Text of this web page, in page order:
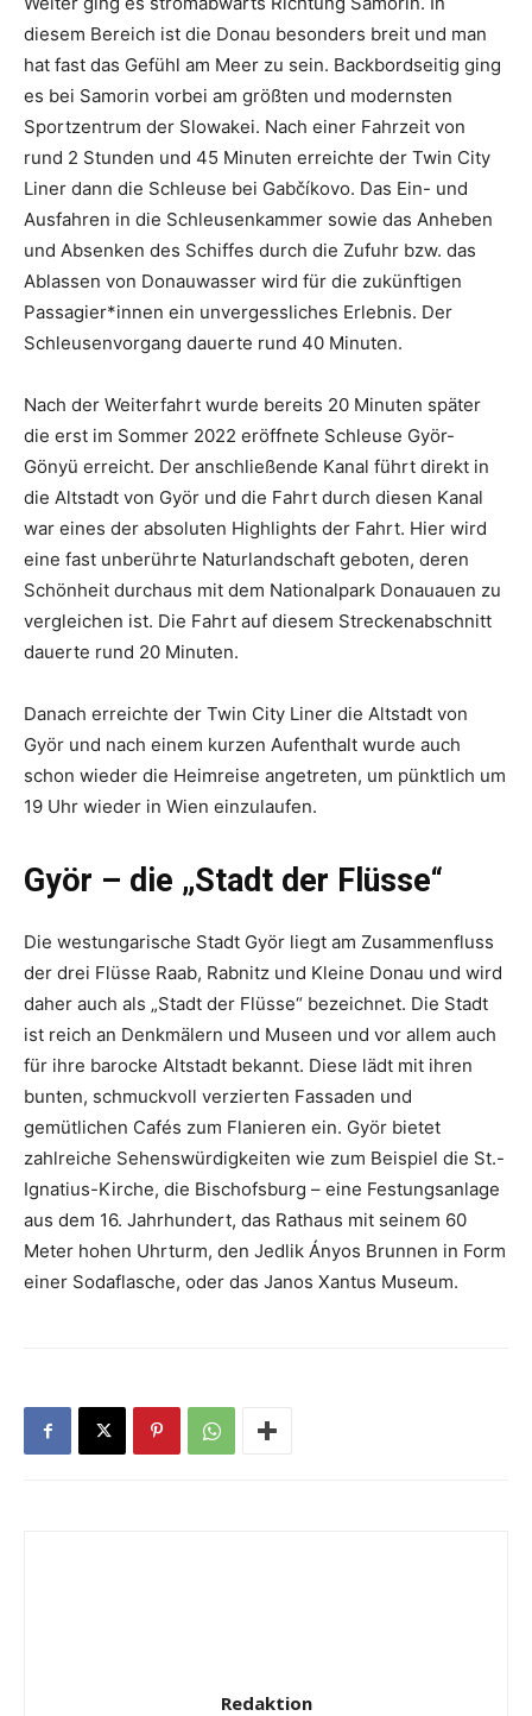
diesem Bereich ist die Donau besonders breit und man
hat fast das Gefühl am Meer zu sein. Backbordseitig ging
es bei Samorin vorbei am größten und modernsten
Sportzentrum der Slowakei. Nach einer Fahrzeit von
rund 2 Stunden und 45 Minuten erreichte der Twin City
Liner dann die Schleuse bei Gabčíkovo. Das Ein- und
Ausfahren in die Schleusenkammer sowie das Anheben
und Absenken des Schiffes durch die Zufuhr bzw. das
Ablassen von Donauwasser wird für die zukünftigen
Passagier*innen ein unvergessliches Erlebnis. Der
Schleusenvorgang dauerte rund 40 Minuten.
Nach der Weiterfahrt wurde bereits 20 Minuten später
die erst im Sommer 2022 eröffnete Schleuse Györ-
Gönyü erreicht. Der anschließende Kanal führt direkt in
die Altstadt von Györ und die Fahrt durch diesen Kanal
war eines der absoluten Highlights der Fahrt. Hier wird
eine fast unberührte Naturlandschaft geboten, deren
Schönheit durchaus mit dem Nationalpark Donauauen zu
vergleichen ist. Die Fahrt auf diesem Streckenabschnitt
dauerte rund 20 Minuten.
Danach erreichte der Twin City Liner die Altstadt von
Györ und nach einem kurzen Aufenthalt wurde auch
schon wieder die Heimreise angetreten, um pünktlich um
19 Uhr wieder in Wien einzulaufen.
Györ – die „Stadt der Flüsse“
Die westungarische Stadt Györ liegt am Zusammenfluss
der drei Flüsse Raab, Rabnitz und Kleine Donau und wird
daher auch als „Stadt der Flüsse“ bezeichnet. Die Stadt
ist reich an Denkmälern und Museen und vor allem auch
für ihre barocke Altstadt bekannt. Diese lädt mit ihren
bunten, schmuckvoll verzierten Fassaden und
gemütlichen Cafés zum Flanieren ein. Györ bietet
zahlreiche Sehenswürdigkeiten wie zum Beispiel die St.-
Ignatius-Kirche, die Bischofsburg – eine Festungsanlage
aus dem 16. Jahrhundert, das Rathaus mit seinem 60
Meter hohen Uhrturm, den Jedlik Ányos Brunnen in Form
einer Sodaflasche, oder das Janos Xantus Museum.
Redaktion